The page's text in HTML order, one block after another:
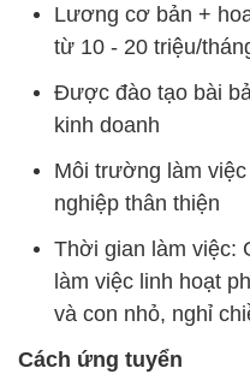
Lương cơ bản +
từ 10 - 20 triệu/
Được đào tạo bài
kinh doanh
Môi trường làm
nghiệp thân thiện
Thời gian làm việc:
làm việc linh hoạt
và con nhỏ, nghỉ
Cách ứng tuyển